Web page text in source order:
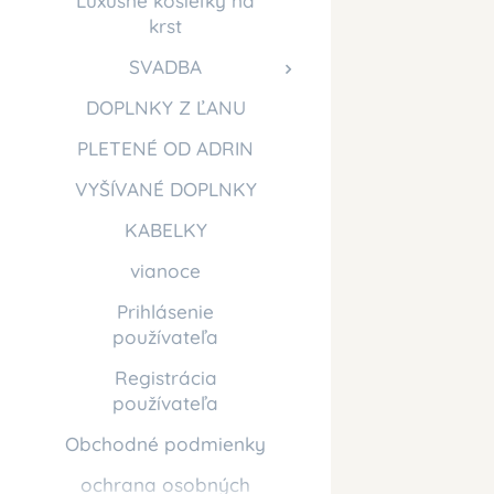
krst
SVADBA
DOPLNKY Z ĽANU
PLETENÉ OD ADRIN
VYŠÍVANÉ DOPLNKY
KABELKY
vianoce
Prihlásenie
používateľa
Registrácia
používateľa
Obchodné podmienky
ochrana osobných